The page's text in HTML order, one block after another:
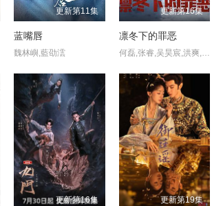
更新第11集
蓝嘴唇
魏林嶼,藍劭澐
更新第16集
凛冬下的罪恶
何磊,张睿,吴昊宸,洪爽,王大奇,嘉泽,孙之鸿,肖涵,左腾云,刘伟峰,王心嫚,窦新豪,苏宥辰,李繁,刘亭希,刘朔豪,洪冰瑶,刘佳萌,李蒲赫,徐章
更新第16集 更新第19集